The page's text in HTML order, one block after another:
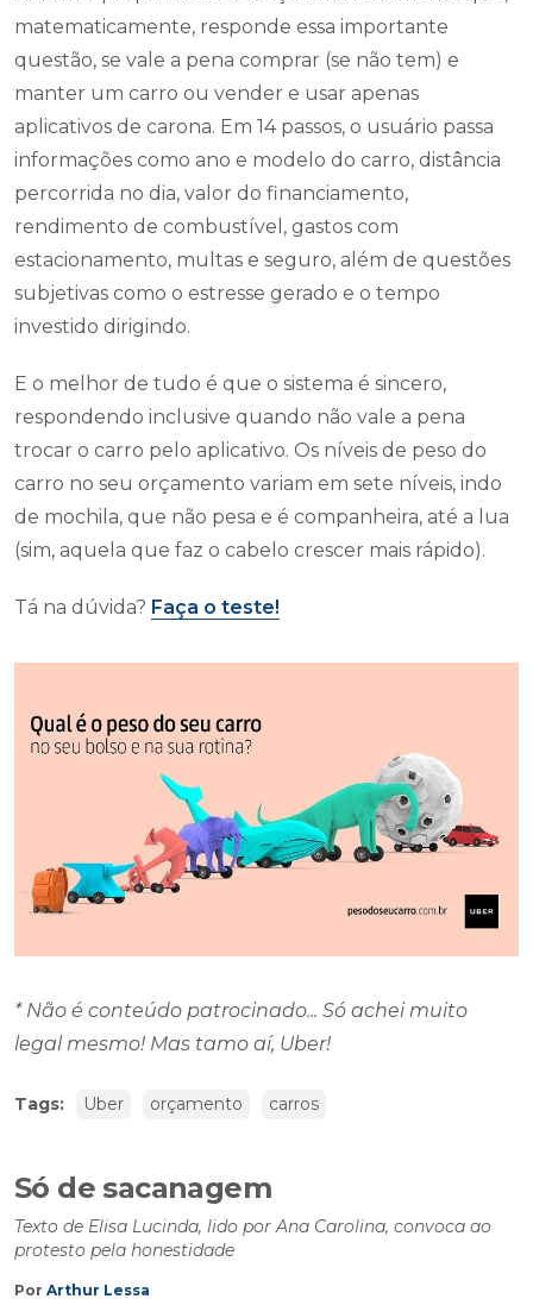
matematicamente, responde essa importante
questão, se vale a pena comprar (se não tem) e
manter um carro ou vender e usar apenas
aplicativos de carona. Em 14 passos, o usuário passa
informações como ano e modelo do carro, distância
percorrida no dia, valor do financiamento,
rendimento de combustível, gastos com
estacionamento, multas e seguro, além de questões
subjetivas como o estresse gerado e o tempo
investido dirigindo.
E o melhor de tudo é que o sistema é sincero,
respondendo inclusive quando não vale a pena
trocar o carro pelo aplicativo. Os níveis de peso do
carro no seu orçamento variam em sete níveis, indo
de mochila, que não pesa e é companheira, até a lua
(sim, aquela que faz o cabelo crescer mais rápido).
Tá na dúvida? Faça o teste!
* Não é conteúdo patrocinado... Só achei muito
legal mesmo! Mas tamo aí, Uber!
Tags: Uber orçamento carros
Só de sacanagem
Texto de Elisa Lucinda, lido por Ana Carolina, convoca ao
protesto pela honestidade
Por Arthur Lessa